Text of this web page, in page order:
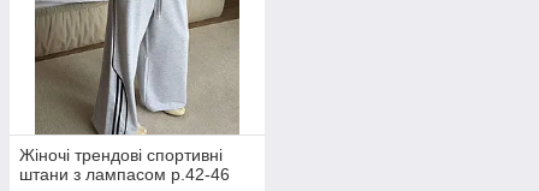
Жіночі трендові спортивні
штани з лампасом р.42-46